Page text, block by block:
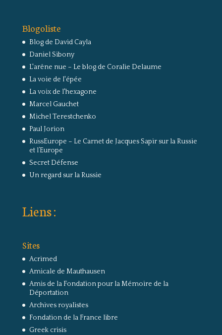
Blogoliste
Blog de David Cayla
Daniel Sibony
L'arêne nue – Le blog de Coralie Delaume
La voie de l'épée
La voix de l'hexagone
Marcel Gauchet
Michel Terestchenko
Paul Jorion
RussEurope – Le Carnet de Jacques Sapir sur la Russie
et l’Europe
Secret Défense
Un regard sur la Russie
Liens :
Sites
Acrimed
Amicale de Mauthausen
Amis de la Fondation pour la Mémoire de la
Déportation
Archives royalistes
Fondation de la France libre
Greek crisis